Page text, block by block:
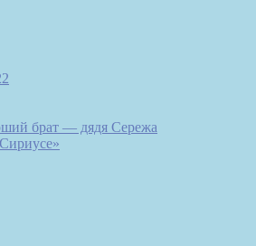
брат — дядя Сережа